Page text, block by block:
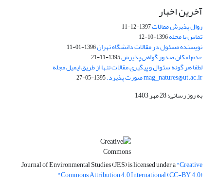
آخرین اخبار
روال پذیرش مقالات1397-12-11
تماس با مجله1396-10-12
نویسنده مسئول در مقالات دانشگاه تهران1396-01-11
عدم امکان صدور گواهی پذیرش1395-11-21
لطفا هر گونه سئوال و پیگیری مقالات تنها از طریق ایمیل مجله
mag_natures@ut.ac.ir صورت پذیرد. 1395-05-27
به روز رسانی: 28 مهر 1403
Journal of Environmental Studies (JES) is licensed under a"Creative
Commons Attribution 4.0 International (CC-BY 4.0)"